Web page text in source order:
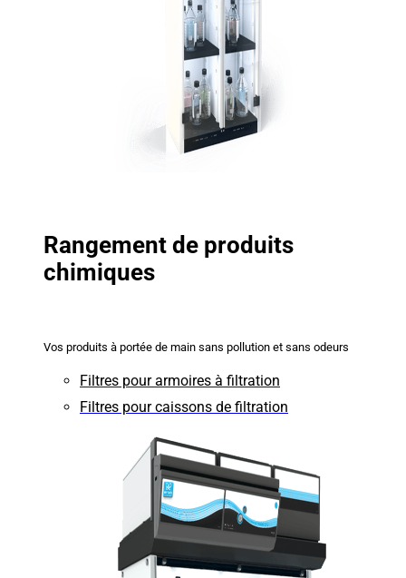
Rangement de produits
chimiques
Vos produits à portée de main sans pollution et sans odeurs
Filtres pour armoires à filtration
Filtres pour caissons de filtration